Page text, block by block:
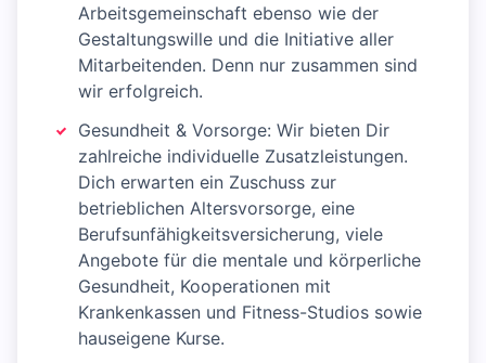
Arbeitsgemeinschaft ebenso wie der
Gestaltungswille und die Initiative aller
Mitarbeitenden. Denn nur zusammen sind
wir erfolgreich.
Gesundheit & Vorsorge: Wir bieten Dir
zahlreiche individuelle Zusatzleistungen.
Dich erwarten ein Zuschuss zur
betrieblichen Altersvorsorge, eine
Berufsunfähigkeitsversicherung, viele
Angebote für die mentale und körperliche
Gesundheit, Kooperationen mit
Krankenkassen und Fitness-Studios sowie
hauseigene Kurse.